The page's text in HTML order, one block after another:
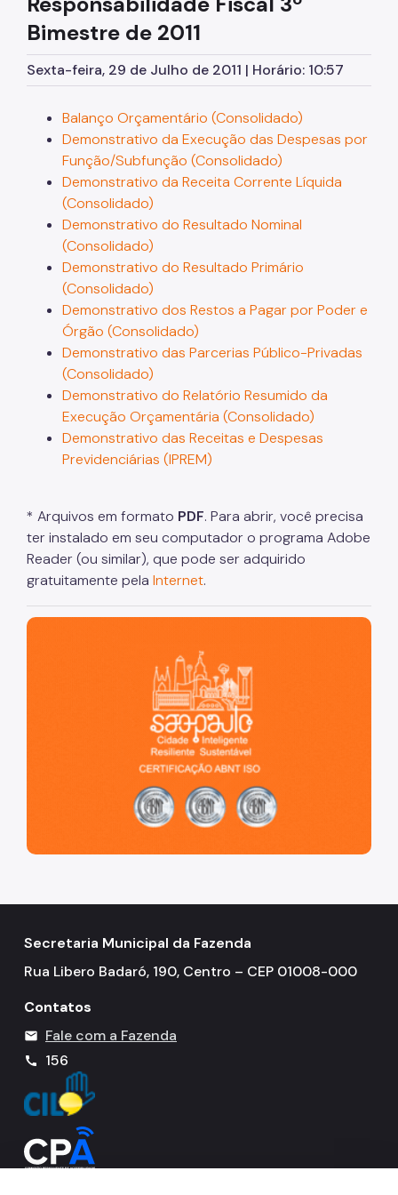
Licitações
Pagamento de Precatórios
Manuais e Orientações
Legislação
Notícias
Bimestre de 2011
Sexta-feira, 29 de Julho de 2011 | Horário: 10:57
Balanço Orçamentário (Consolidado)
Demonstrativo da Execução das Despesas por
Função/Subfunção (Consolidado)
Demonstrativo da Receita Corrente Líquida
(Consolidado)
Demonstrativo do Resultado Nominal
(Consolidado)
Demonstrativo do Resultado Primário
(Consolidado)
Demonstrativo dos Restos a Pagar por Poder e
Órgão (Consolidado)
Demonstrativo das Parcerias Público-Privadas
(Consolidado)
Demonstrativo do Relatório Resumido da
Execução Orçamentária (Consolidado)
Demonstrativo das Receitas e Despesas
Previdenciárias (IPREM)
* Arquivos em formato PDF. Para abrir, você precisa
ter instalado em seu computador o programa Adobe
Reader (ou similar), que pode ser adquirido
gratuitamente pela Internet.
São Paulo, cidade inteligente, resiliente e sustentável
Secretaria Municipal da Fazenda
Rua Libero Badaró, 190, Centro – CEP 01008-000
Contatos
mail Fale com a Fazenda
call 156